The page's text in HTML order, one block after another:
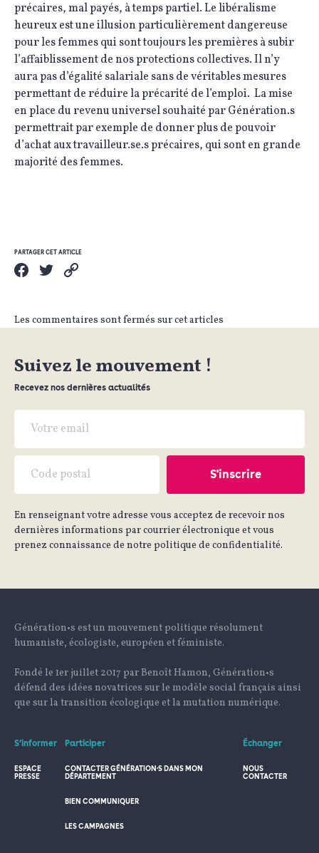
précaires, mal payés, à temps partiel. Le libéralisme
heureux est une illusion particulièrement dangereuse
pour les femmes qui sont toujours les premières à subir
l’affaiblissement de nos protections collectives. Il n’y
aura pas d’égalité salariale sans de véritables mesures
permettant de réduire la précarité de l’emploi. La mise
en place du revenu universel souhaité par Génération.s
permettrait par exemple de donner plus de pouvoir
d’achat aux travailleur.se.s précaires, qui sont en grande
majorité des femmes.
PARTAGER CET ARTICLE
Les commentaires sont fermés sur cet articles
Suivez le mouvement !
Recevez nos dernières actualités
En renseignant votre adresse vous acceptez de recevoir nos
dernières informations par courrier électronique et vous
prenez connaissance de notre politique de confidentialité.
Génération•s est un mouvement politique résolument
humaniste, écologiste, européen et féministe.
Fondé le 1er juillet 2017 par Benoît Hamon, Génération•s
défend des idées novatrices sur le modèle social français ainsi
que sur la transition écologique et la mutation numérique.
S’informer
ESPACE
PRESSE
Participer
CONTACTER GÉNÉRATION·S DANS MON
DÉPARTEMENT
BIEN COMMUNIQUER
LES CAMPAGNES
Échanger
NOUS
CONTACTER